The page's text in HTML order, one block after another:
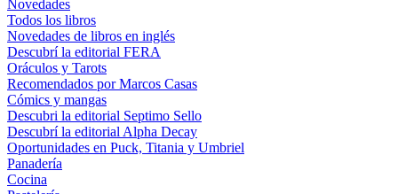
Novedades
Todos los libros
Novedades de libros en inglés
Descubrí la editorial FERA
Oráculos y Tarots
Recomendados por Marcos Casas
Cómics y mangas
Descubri la editorial Septimo Sello
Descubrí la editorial Alpha Decay
Oportunidades en Puck, Titania y Umbriel
Panadería
Cocina